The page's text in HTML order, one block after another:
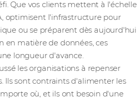
Que vos clients mettent à l'échelle
optimisent l'infrastructure pour
ou se préparent dès aujourd'hui
en matière de données, ces
longueur d'avance.
les organisations à repenser
Ils sont contraints d'alimenter les
où, et ils ont besoin d'une